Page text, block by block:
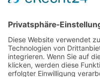
Brief Bischof Dr. Meier
Ortsbesuch Bischof Dr.
Caritas
katholisch1.tv Bericht
katholisch1.tv Bericht
Schrobenhausen